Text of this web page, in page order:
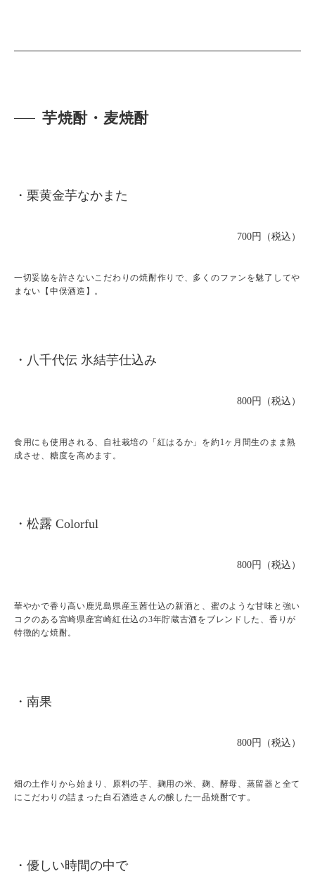
芋焼酎・麦焼酎
・栗黄金芋なかまた
700円（税込）
一切妥協を許さないこだわりの焼酎作りで、多くのファンを魅了してや
まない【中俣酒造】。
・八千代伝 氷結芋仕込み
800円（税込）
食用にも使用される、自社栽培の「紅はるか」を約1ヶ月間生のまま熟
成させ、糖度を高めます。
・松露 Colorful
800円（税込）
華やかで香り高い鹿児島県産玉茜仕込の新酒と、蜜のような甘味と強い
コクのある宮崎県産宮崎紅仕込の3年貯蔵古酒をブレンドした、香りが
特徴的な焼酎。
・南果
800円（税込）
畑の土作りから始まり、原料の芋、麹用の米、麹、酵母、蒸留器と全て
にこだわりの詰まった白石酒造さんの醸した一品焼酎です。
・優しい時間の中で